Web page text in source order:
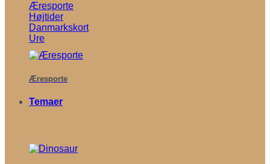
Æresporte
Højtider
Danmarkskort
Ure
Æresporte
Temaer